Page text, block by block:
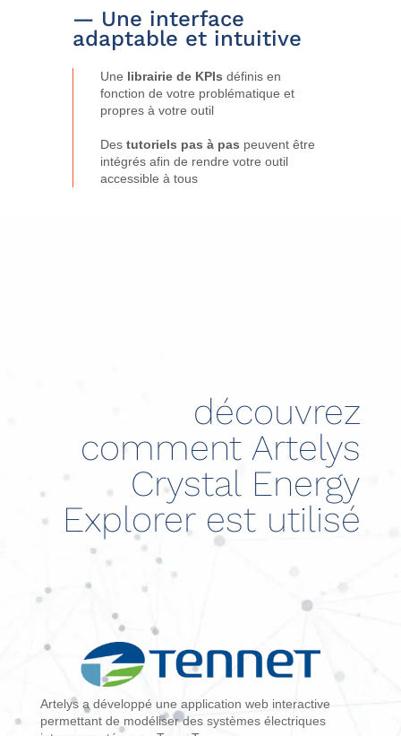
— Une interface
adaptable et intuitive
Une librairie de KPIs définis en
fonction de votre problématique et
propres à votre outil
Des tutoriels pas à pas peuvent être
intégrés afin de rendre votre outil
accessible à tous
découvrez
comment Artelys
Crystal Energy
Explorer est utilisé
Artelys a développé une application web interactive
permettant de modéliser des systèmes électriques